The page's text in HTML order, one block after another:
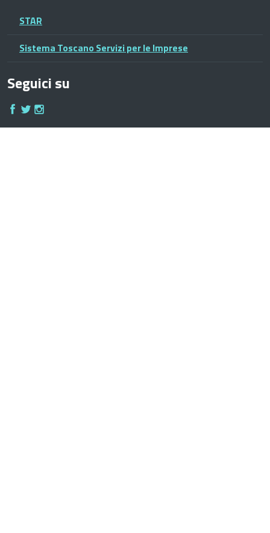
STAR
Sistema Toscano Servizi per le Imprese
Seguici su